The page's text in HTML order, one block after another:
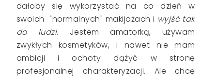
dałoby się wykorzystać na co dzień w
swoich "normalnych" makijażach i wyjść tak
do ludzi. Jestem amatorką, używam
zwykłych kosmetyków, i nawet nie mam
ambicji i ochoty dążyć w stronę
profesjonalnej charakteryzacji. Ale chcę